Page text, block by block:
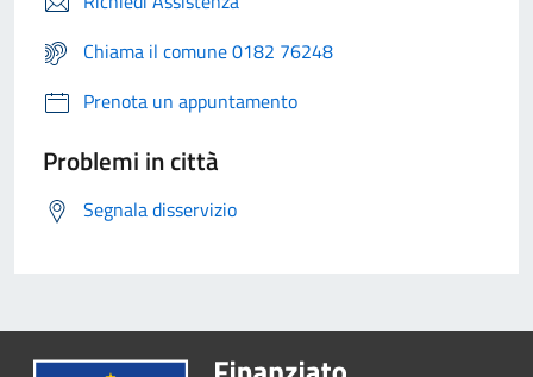
Chiama il comune 0182 76248
Prenota un appuntamento
Problemi in città
Segnala disservizio